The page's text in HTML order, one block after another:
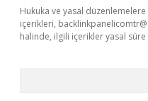
Hukuka ve yasal
içerikleri,
halinde, ilgili içerikler yasal süre